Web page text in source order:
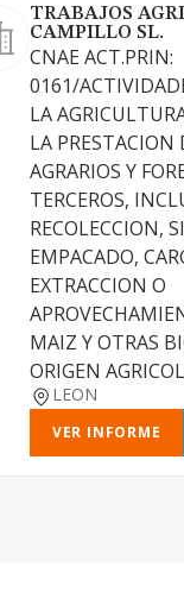
TRABAJOS
CAMPILLO SL.
CNAE ACT.PRIN:
0161/
LA
LA PRESTACION
AGRARIOS Y
TERCEROS,
RECOLECCION,
EMPACADO,
EXTRACCION O
MAIZ Y OTRAS
ORIGEN
LEON
VER INFORME